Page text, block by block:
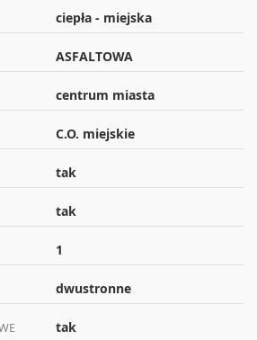
ciepła - miejska
ASFALTOWA
centrum miasta
C.O. miejskie
tak
tak
1
dwustronne
tak